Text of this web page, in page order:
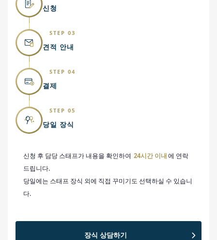
신청
STEP 03
견적 안내
STEP 04
결제
STEP 05
당일 장식
신청 후 담당 스태프가 내용을 확인하여 24시간 이내에 연락
드립니다.
당일에는 스태프 장식 외에 직접 꾸미기도 선택하실 수 있습니
다.
장식 상담하기